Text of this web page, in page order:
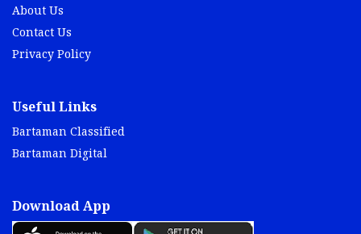
About Us
Contact Us
Privacy Policy
Useful Links
Bartaman Classified
Bartaman Digital
Download App